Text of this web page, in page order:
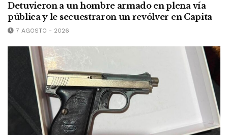
Detuvieron a un hombre armado en plena vía
pública y le secuestraron un revólver en Capita
7 AGOSTO - 2026